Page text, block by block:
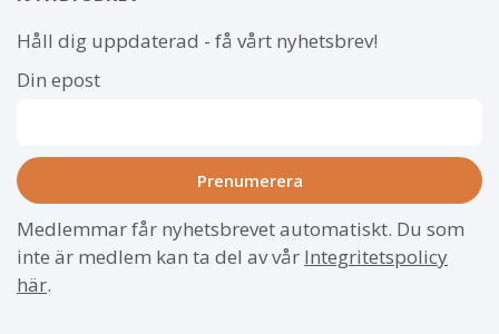
Håll dig uppdaterad - få vårt nyhetsbrev!
Din epost
Medlemmar får nyhetsbrevet automatiskt. Du som
inte är medlem kan ta del av vår Integritetspolicy
här.